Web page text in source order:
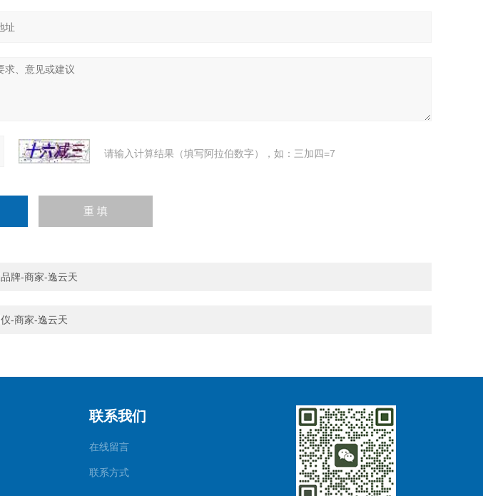
请输入计算结果（填写阿拉伯数字），如：三加四=7
牌-商家-逸云天
-商家-逸云天
联系我们
在线留言
联系方式